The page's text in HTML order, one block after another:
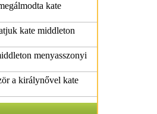
kate
kate middleton
menyasszonyi
a királynővel kate